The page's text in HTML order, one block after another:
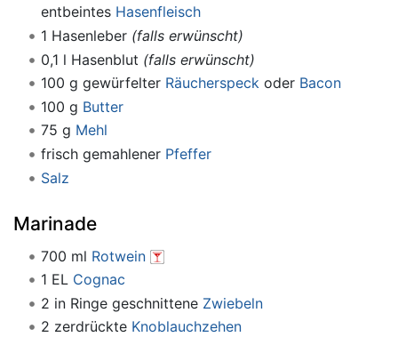
entbeintes Hasenfleisch
1 Hasenleber (falls erwünscht)
0,1 l Hasenblut (falls erwünscht)
100 g gewürfelter Räucherspeckoder Bacon
100 g Butter
75 g Mehl
frisch gemahlener Pfeffer
Salz
Marinade
700 ml Rotwein
1 EL Cognac
2 in Ringe geschnittene Zwiebeln
2 zerdrückte Knoblauchzehen